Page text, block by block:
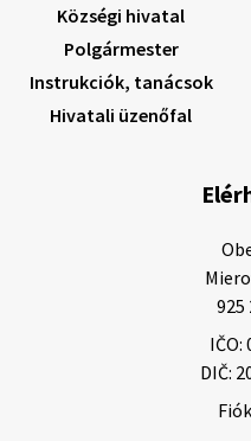
Helyi
Gyászhirdetés:
temetési szertartás
5. augusztus 2026 12:59
Helyi
Községi hivatal
Polgármester
Instrukciók, tanácsok
Hivatali üzenőfal
925
IČO:
DIČ: